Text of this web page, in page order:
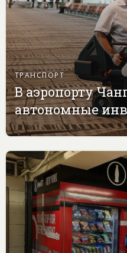
ТРАНСПОРТ
В аэропорту
автономные